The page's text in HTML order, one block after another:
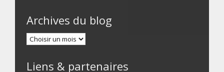
Archives du blog
Liens & partenaires